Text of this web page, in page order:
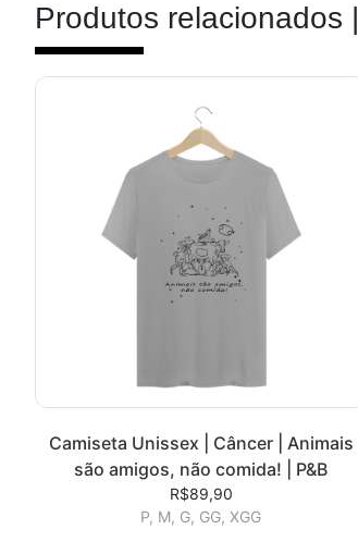
Produtos relacionados |
Camiseta Unissex | Câncer | Animais
são amigos, não comida! | P&B
R$89,90
P, M, G, GG, XGG